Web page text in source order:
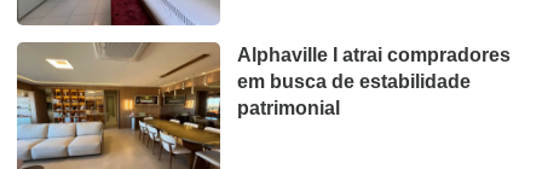
Alphaville I atrai compradores
em busca de estabilidade
patrimonial